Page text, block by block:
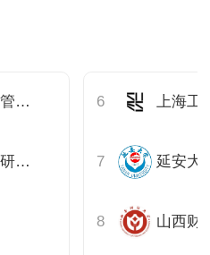
北京大学光华管理学院
浙江大学深圳研究院 延安大
山西财